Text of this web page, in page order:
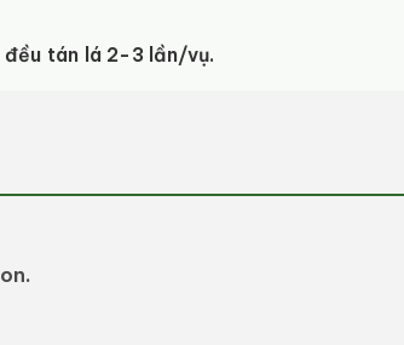
tán lá 2-3 lần/vụ.